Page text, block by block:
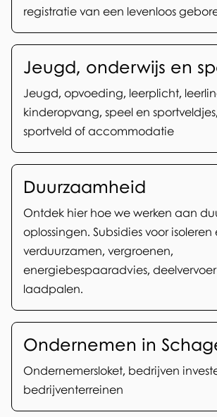
registratie van een levenloos
Jeugd, onderwijs en
Jeugd, opvoeding, leerplicht,
kinderopvang, speel en
sportveld of accommodatie
Duurzaamheid
Ontdek hier hoe we werken aan
oplossingen. Subsidies voor isoleren
verduurzamen, vergroenen,
energiebespaaradvies,
laadpalen.
Ondernemen in
Ondernemersloket, bedrijven
bedrijventerreinen